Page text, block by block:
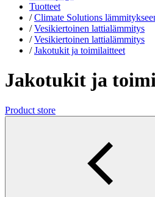
Tuotteet
/ Climate Solutions
/ Vesikiertoinen lattialämmitys
/ Vesikiertoinen lattialämmitys
/ Jakotukit ja toimilaitteet
Jakotukit ja
Product store